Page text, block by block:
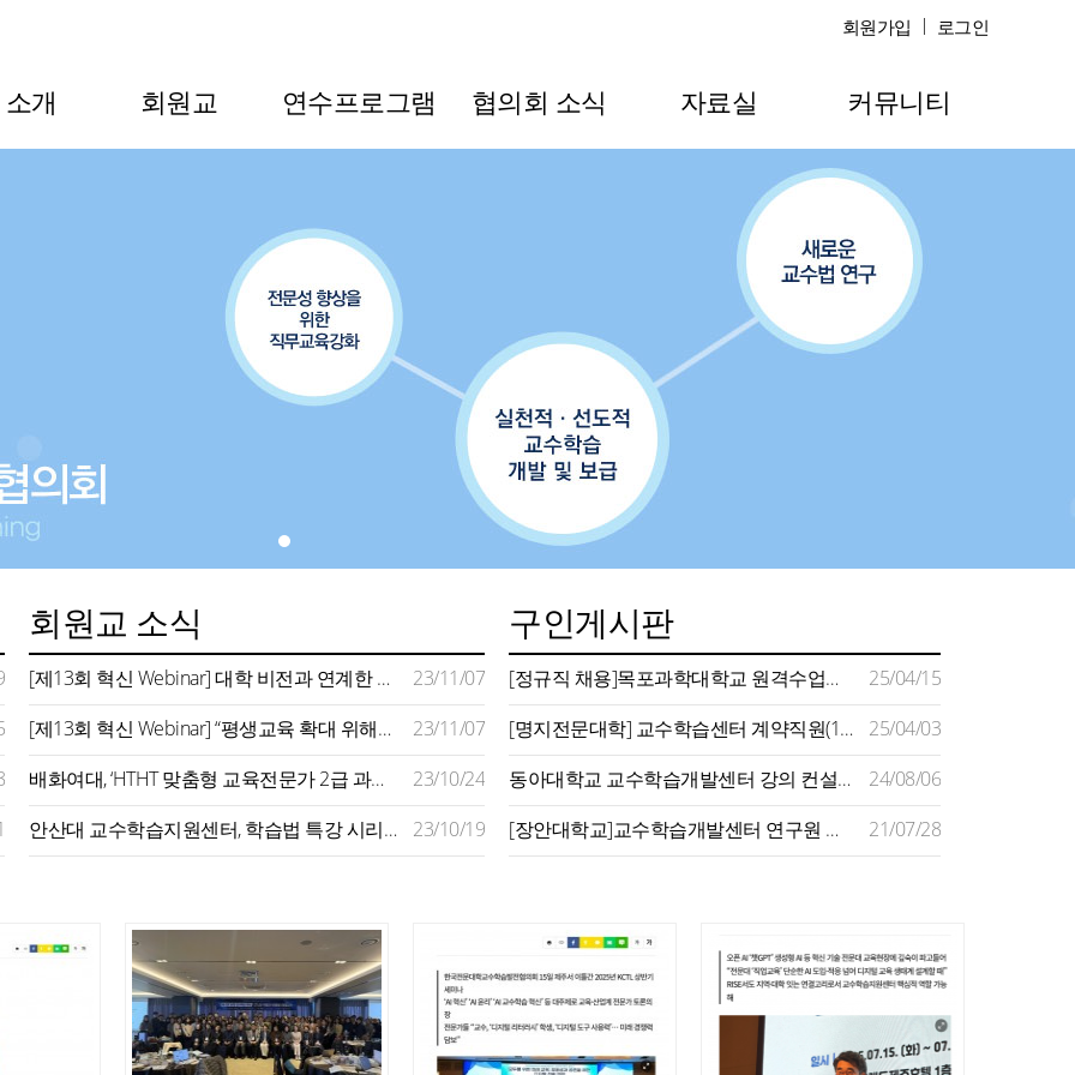
회원가입 로그인
개 회원교 연수프로그램 협의회 소식 자료실 커뮤니티
회원교 소식
[제13회 혁신 Webinar] 대학 비전과 연계한 평생교육 모델 구축 사례 주목…지역사회 연계 확대 추진 강조
23/11/07
[제13회 혁신 Webinar] “평생교육 확대 위해서는 지자체‧기업‧정부 역할 필요…대학은 평생학습 플랫폼 돼야”
23/11/07
배화여대, ‘HTHT 맞춤형 교육전문가 2급 과정’ 운영
23/10/24
안산대 교수학습지원센터, 학습법 특강 시리즈 성료
23/10/19
구인게시판
[정규직 채용]목포과학대학교 원격수업지원센터 채용 공고
25/04/15
[명지전문대학] 교수학습센터 계약직원(1명) 채용 공고(~4/11)
25/04/03
동아대학교 교수학습개발센터 강의 컨설턴트 모집 공고
24/08/06
[장안대학교]교수학습개발센터 연구원 채용
21/07/28